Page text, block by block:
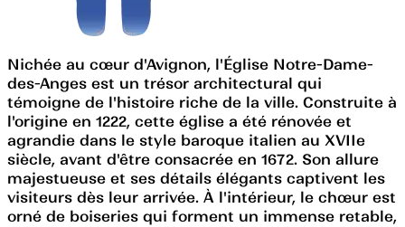
Nichée au cœur d'Avignon, l'Église Notre-Dame-
des-Anges est un trésor architectural qui
témoigne de l'histoire riche de la ville. Construite à
l'origine en 1222, cette église a été rénovée et
agrandie dans le style baroque italien au XVIIe
siècle, avant d'être consacrée en 1672. Son allure
majestueuse et ses détails élégants captivent les
visiteurs dès leur arrivée. À l'intérieur, le chœur est
orné de boiseries qui forment un immense retable,